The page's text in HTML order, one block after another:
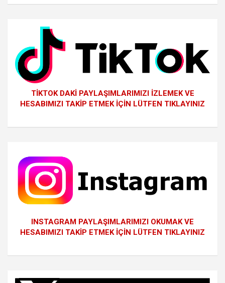
TİKTOK DAKİ PAYLAŞIMLARIMIZI İZLEMEK VE
HESABIMIZI TAKİP ETMEK İÇİN LÜTFEN TIKLAYINIZ
INSTAGRAM PAYLAŞIMLARIMIZI OKUMAK VE
HESABIMIZI TAKİP ETMEK İÇİN LÜTFEN TIKLAYINIZ